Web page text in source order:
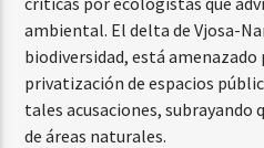
ambiental. El delta de Vjosa-
biodiversidad, está
privatización de espacios
tales acusaciones, subrayando
de áreas naturales.